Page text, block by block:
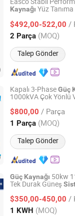
Kaynağı Yüz
$492,00-522,00 /
2 Parça (MOQ)
Talep Gönder
Equipment Co.,
Fiyat 2025
Kapalı 3-PhaseGüç
1000kVA Çok Yönlü
$800,00 / Parça
1 Parça (MOQ)
Talep Gönder
Power
Fiyat 2005
Güç Kaynağı 50kw
Tek Durak Güneş
$350,00-450,00 /
1 KWH (MOQ)
Co., Ltd
Fiyat 2025